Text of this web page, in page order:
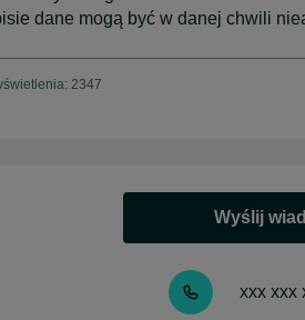
dane mogą być w danej chwili
2347
Wyślij
xxx xxx